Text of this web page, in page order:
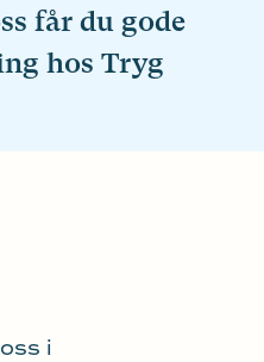
får du gode
hos Tryg
i